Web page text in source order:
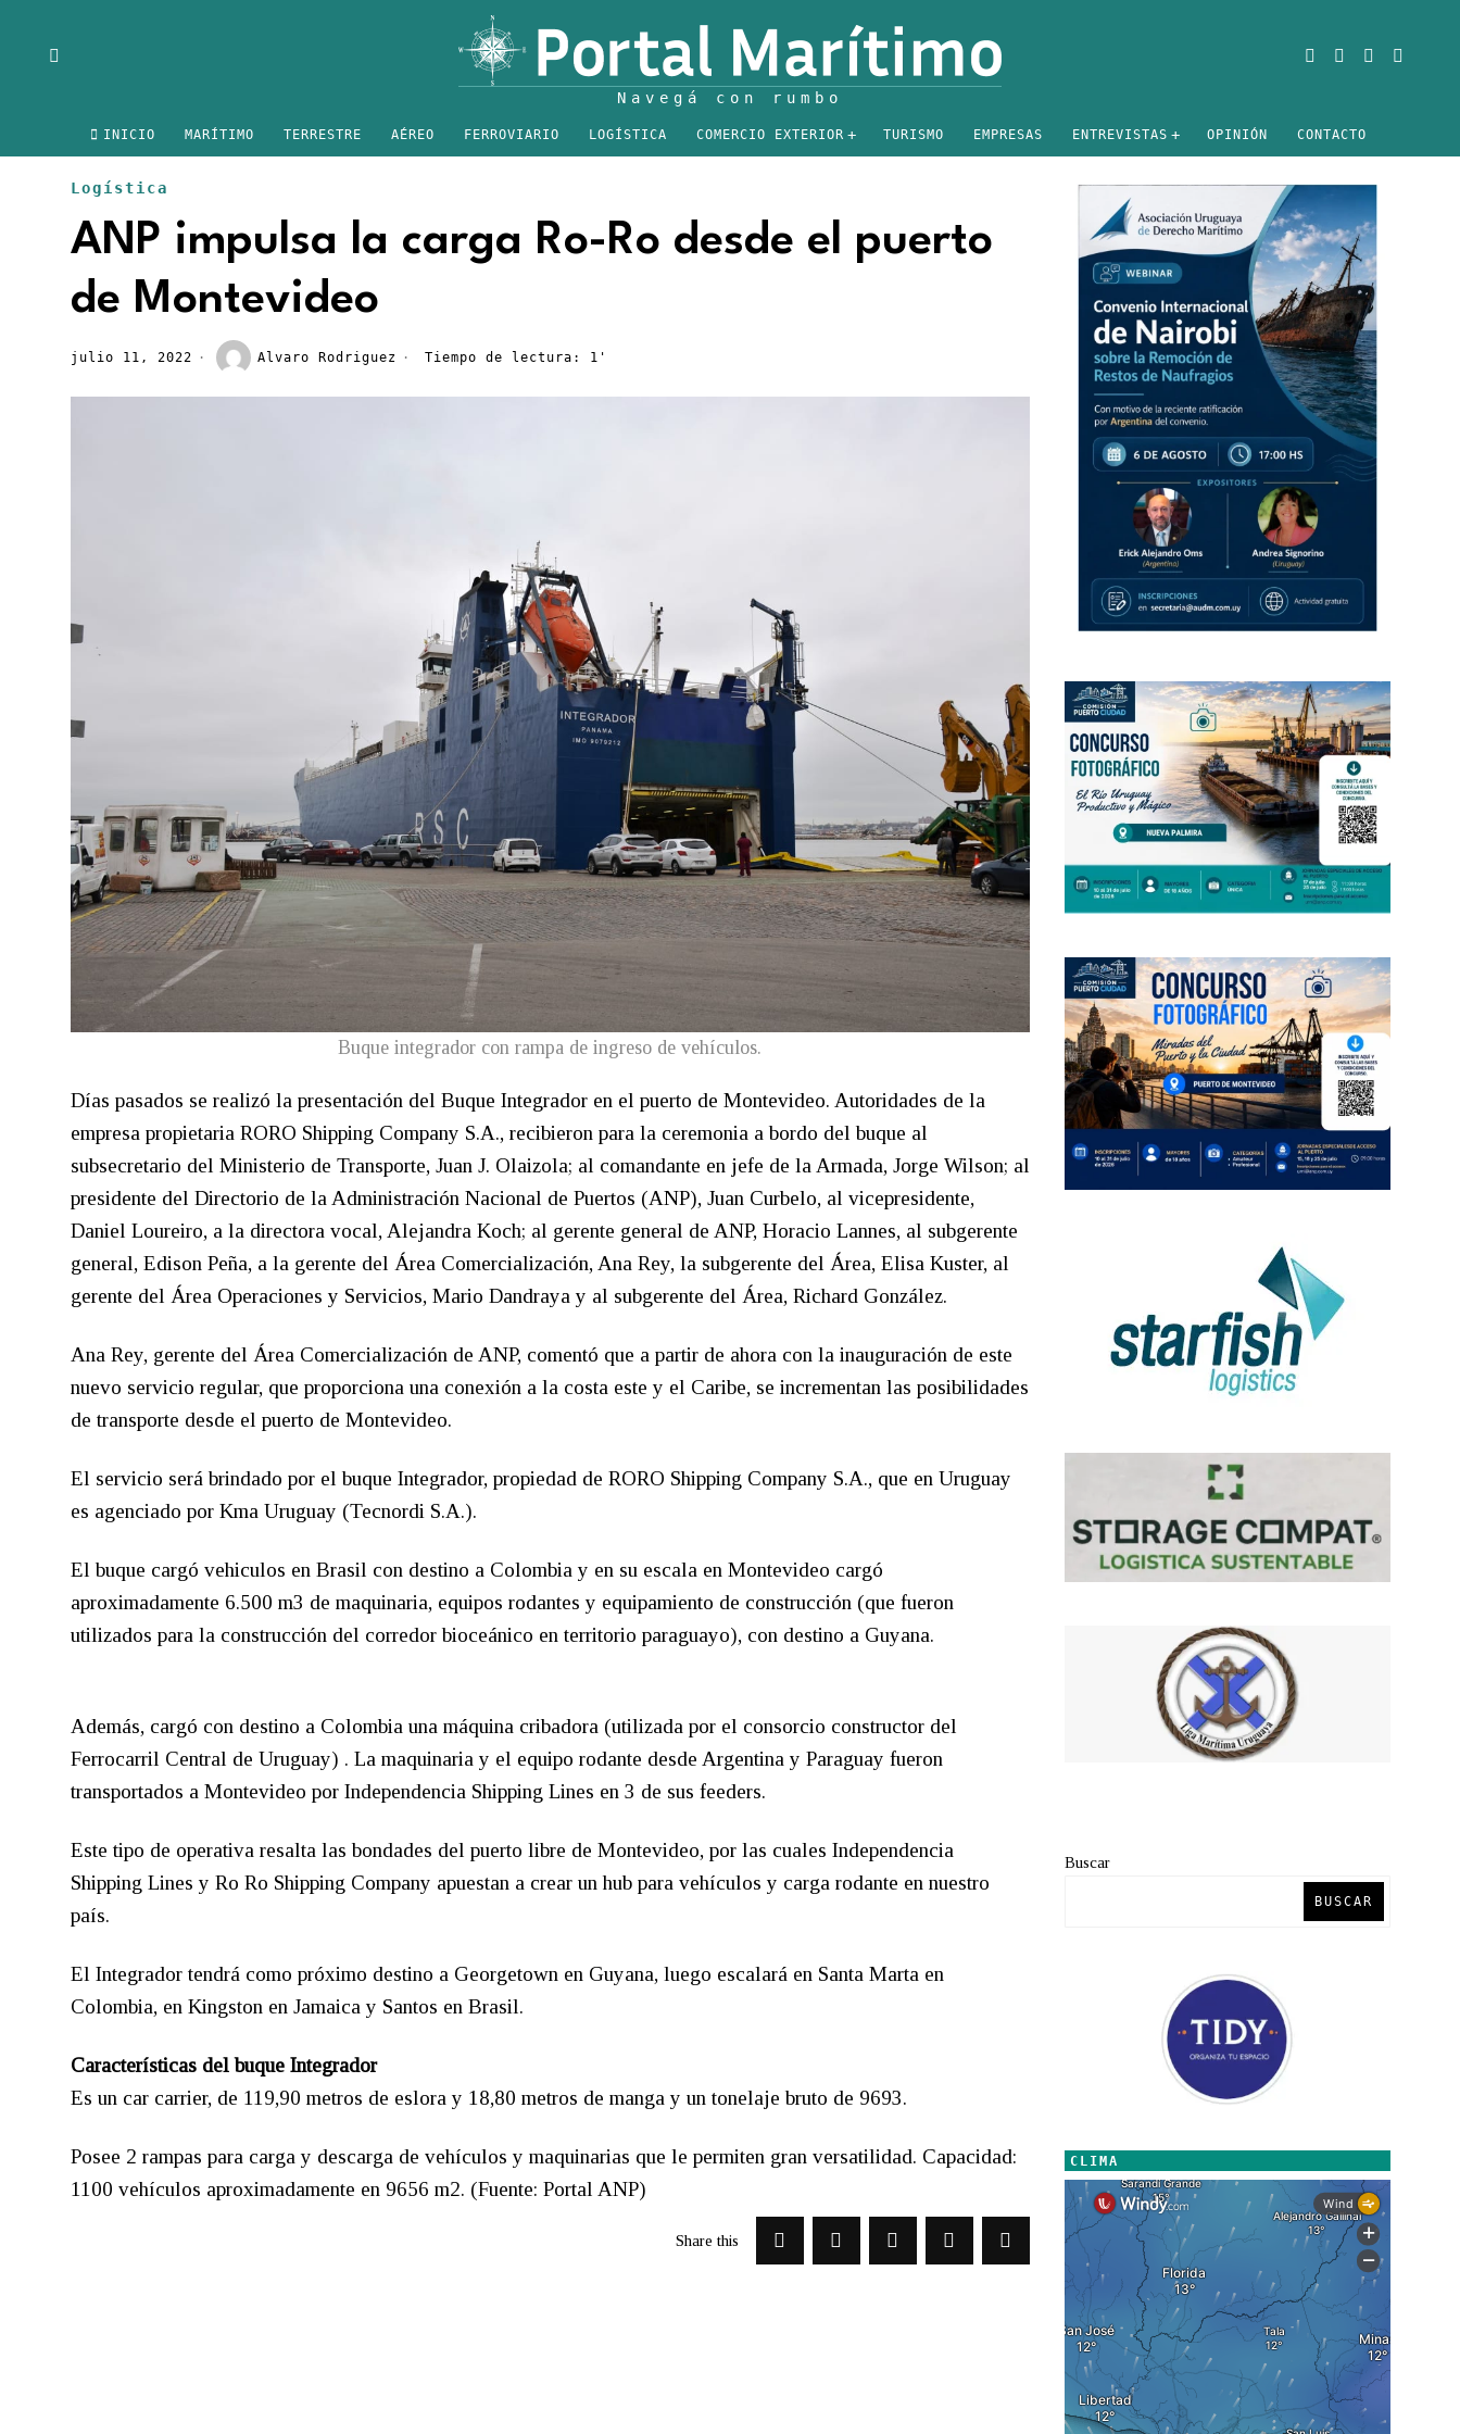
INICIO MARÍTIMO TERRESTRE AÉREO FERROVIARIO LOGÍSTICA COMERCIO EXTERIOR TURISMO EMPRESAS ENTREVISTAS OPINIÓN CONTACTO
Logística
ANP impulsa la carga Ro-Ro desde el puerto
de Montevideo
julio 11, 2022 Alvaro Rodriguez Tiempo de lectura: 1'
Buque integrador con rampa de ingreso de vehículos.
Días pasados se realizó la presentación del Buque Integrador en el puerto de Montevideo. Autoridades de la
empresa propietaria RORO Shipping Company S.A., recibieron para la ceremonia a bordo del buque al
subsecretario del Ministerio de Transporte, Juan J. Olaizola; al comandante en jefe de la Armada, Jorge Wilson; al
presidente del Directorio de la Administración Nacional de Puertos (ANP), Juan Curbelo, al vicepresidente,
Daniel Loureiro, a la directora vocal, Alejandra Koch; al gerente general de ANP, Horacio Lannes, al subgerente
general, Edison Peña, a la gerente del Área Comercialización, Ana Rey, la subgerente del Área, Elisa Kuster, al
gerente del Área Operaciones y Servicios, Mario Dandraya y al subgerente del Área, Richard González.
Ana Rey, gerente del Área Comercialización de ANP, comentó que a partir de ahora con la inauguración de este
nuevo servicio regular, que proporciona una conexión a la costa este y el Caribe, se incrementan las posibilidades
de transporte desde el puerto de Montevideo.
El servicio será brindado por el buque Integrador, propiedad de RORO Shipping Company S.A., que en Uruguay
es agenciado por Kma Uruguay (Tecnordi S.A.).
El buque cargó vehiculos en Brasil con destino a Colombia y en su escala en Montevideo cargó
aproximadamente 6.500 m3 de maquinaria, equipos rodantes y equipamiento de construcción (que fueron
utilizados para la construcción del corredor bioceánico en territorio paraguayo), con destino a Guyana.
Además, cargó con destino a Colombia una máquina cribadora (utilizada por el consorcio constructor del
Ferrocarril Central de Uruguay) . La maquinaria y el equipo rodante desde Argentina y Paraguay fueron
transportados a Montevideo por Independencia Shipping Lines en 3 de sus feeders.
Este tipo de operativa resalta las bondades del puerto libre de Montevideo, por las cuales Independencia
Shipping Lines y Ro Ro Shipping Company apuestan a crear un hub para vehículos y carga rodante en nuestro
país.
El Integrador tendrá como próximo destino a Georgetown en Guyana, luego escalará en Santa Marta en
Colombia, en Kingston en Jamaica y Santos en Brasil.
Características del buque Integrador
Es un car carrier, de 119,90 metros de eslora y 18,80 metros de manga y un tonelaje bruto de 9693.
Posee 2 rampas para carga y descarga de vehículos y maquinarias que le permiten gran versatilidad. Capacidad:
1100 vehículos aproximadamente en 9656 m2. (Fuente: Portal ANP)
Share this
Buscar
BUSCAR
CLIMA